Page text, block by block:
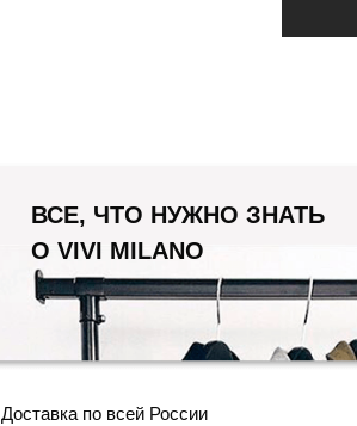
ВСЕ, ЧТО НУЖНО ЗНАТЬ
О VIVI MILANO
Доставка по всей России